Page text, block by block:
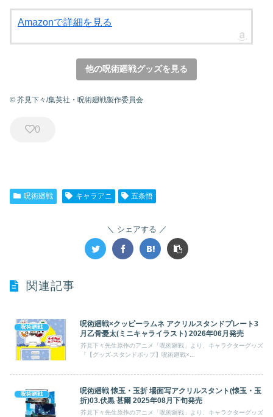
Amazonで詳細を見る
他の呪術廻戦グッズを見る
© 芥見下々/集英社・呪術廻戦製作委員会
0
呪術廻戦 キャラアニ 五条悟
シェアする
関連記事
呪術廻戦
呪術廻戦×クッピーラムネ アクリルスタンドプレート3
月乙骨憂太(ミニキャライラスト) 2026年06月発売
芥見下々先生原作のアニメ「呪術廻戦」より、キャラクターグッズ
『【グッズ-スタンドポップ】呪術廻戦×...
呪術廻戦
呪術廻戦 懐玉・玉折 場面写アクリルスタント(懐玉・玉
折)03.伏黒 甚爾 2025年08月下旬発売
芥見下々先生原作のアニメ「呪術廻戦」より、キャラクターグッズ